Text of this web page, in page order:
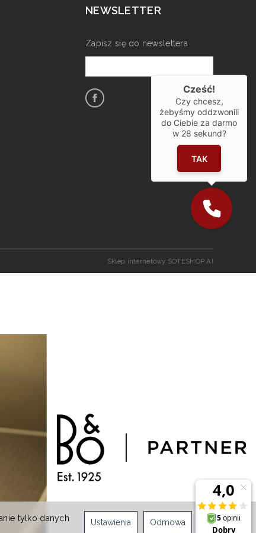
NEWSLETTER
Zapisz się do newslettera
Sklep internetowy SOTESHOP AI
tylko danych
Ustawienia Odmowa Zgoda
Cześć!
Czy chcesz,
żebyśmy oddzwonili
do Ciebie za darmo
w 28 sekund?
TAK